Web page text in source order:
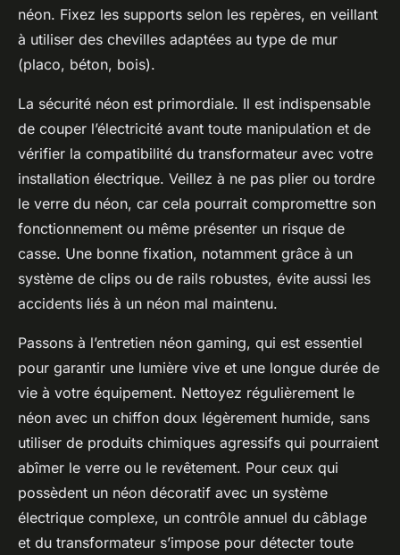
néon. Fixez les supports selon les repères, en veillant
à utiliser des chevilles adaptées au type de mur
(placo, béton, bois).
La sécurité néon est primordiale. Il est indispensable
de couper l’électricité avant toute manipulation et de
vérifier la compatibilité du transformateur avec votre
installation électrique. Veillez à ne pas plier ou tordre
le verre du néon, car cela pourrait compromettre son
fonctionnement ou même présenter un risque de
casse. Une bonne fixation, notamment grâce à un
système de clips ou de rails robustes, évite aussi les
accidents liés à un néon mal maintenu.
Passons à l’entretien néon gaming, qui est essentiel
pour garantir une lumière vive et une longue durée de
vie à votre équipement. Nettoyez régulièrement le
néon avec un chiffon doux légèrement humide, sans
utiliser de produits chimiques agressifs qui pourraient
abîmer le verre ou le revêtement. Pour ceux qui
possèdent un néon décoratif avec un système
électrique complexe, un contrôle annuel du câblage
et du transformateur s’impose pour détecter toute